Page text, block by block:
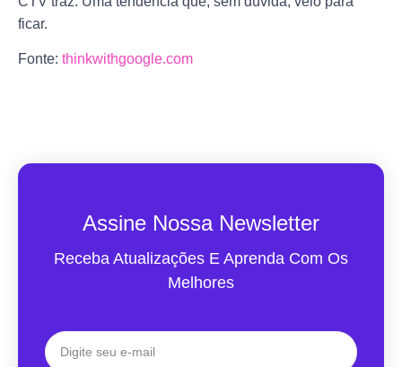
ficar.
Fonte: thinkwithgoogle.com
Assine Nossa Newsletter
Receba Atualizações E Aprenda Com Os
Melhores